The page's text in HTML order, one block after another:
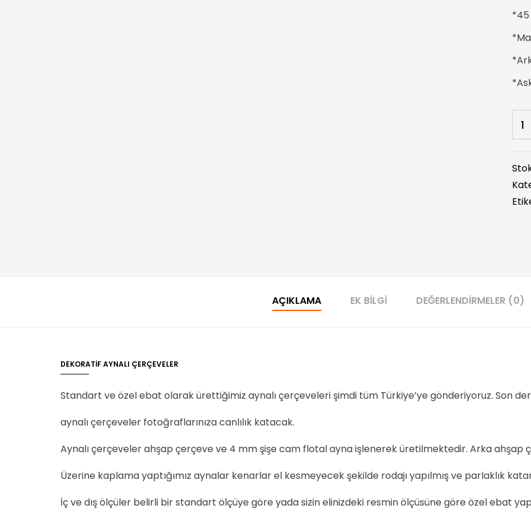
*45
AÇIKLAMA EK BILGI DEĞERLENDIRMELER (0)
DEKORATİF AYNALI ÇERÇEVELER
Standart ve özel ebat olarak ürettiğimiz aynalı çerçeveleri şimdi tüm Türkiye’ye gönderiyoruz. Son
aynalı çerçeveler fotoğraflarınıza canlılık katacak.
Aynalı çerçeveler ahşap çerçeve ve 4 mm şişe cam flotal ayna işlenerek üretilmektedir. Arka ahşap
Üzerine kaplama yaptığımız aynalar kenarlar el kesmeyecek şekilde rodajı yapılmış ve parlaklık
İç ve dış ölçüler belirli bir standart ölçüye göre yada sizin elinizdeki resmin ölçüsüne göre özel ebat